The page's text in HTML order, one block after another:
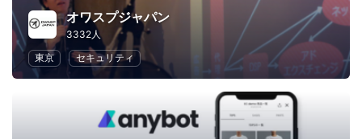
オワスプジャパン
3332人
東京
セキュリティ